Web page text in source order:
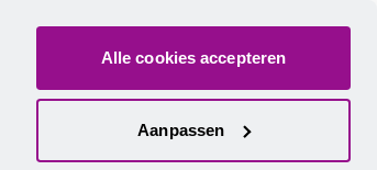
Alle cookies accepteren
Aanpassen
Zoeken